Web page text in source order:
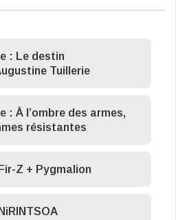
: Le destin
Tuillerie
: À l’ombre des armes,
résistantes
Z + Pygmalion